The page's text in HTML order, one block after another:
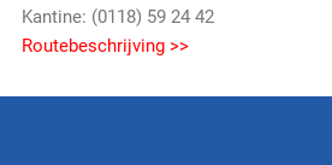
Kantine: (0118) 59 24 42
Routebeschrijving >>